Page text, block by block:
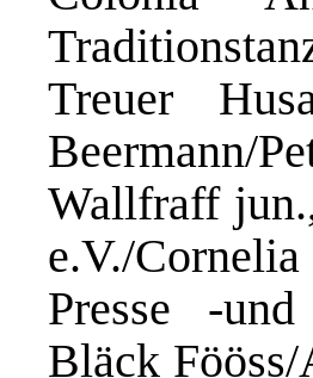
Treuer
Beermann/
Wallfraff
e.V./
Presse -
Bläck